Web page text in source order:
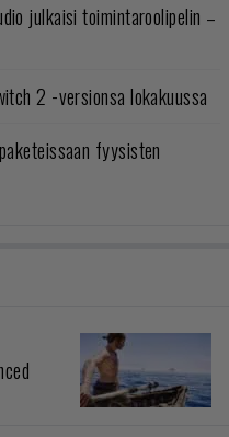
julkaisi toimintaroolipelin –
2 -versionsa lokakuussa
fyysisten